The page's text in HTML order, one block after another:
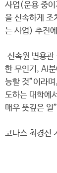
사업(운용 중이
을 신속하게 조
는 사업) 추진
신속원 변용관
한 무인기, AI
능할 것”이라
도하는 대학에
매우 뜻깊은
코나스 최경선